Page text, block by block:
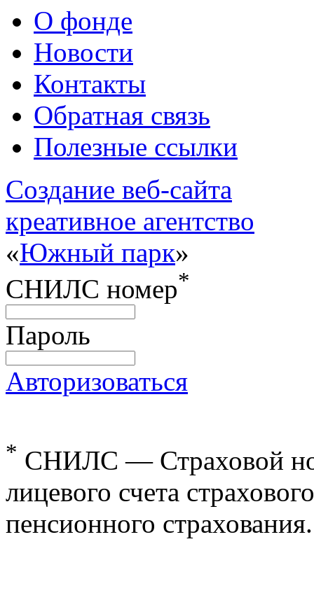
О фонде
Новости
Контакты
Обратная связь
Полезные ссылки
Cоздание веб-сайта
креативное агентство
«Южный парк»
СНИЛС номер*
Пароль
Авторизоваться
* СНИЛС — Страховой
лицевого счета
пенсионного страхования.